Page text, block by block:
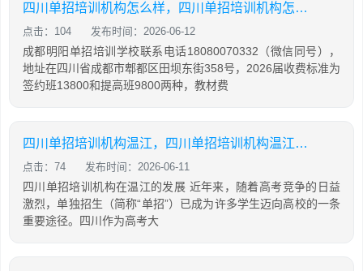
四川单招培训机构怎么样，四川单招培训机构怎么样知乎
点击：104 发布时间：2026-06-12
成都明阳单招培训学校联系电话18080070332（微信同号），
地址在四川省成都市郫都区田坝东街358号，2026届收费标准为
签约班13800和提高班9800两种，教材费
四川单招培训机构温江，四川单招培训机构温江有哪些
点击：74 发布时间：2026-06-11
四川单招培训机构在温江的发展 近年来，随着高考竞争的日益
激烈，单独招生（简称“单招”）已成为许多学生迈向高校的一条
重要途径。四川作为高考大